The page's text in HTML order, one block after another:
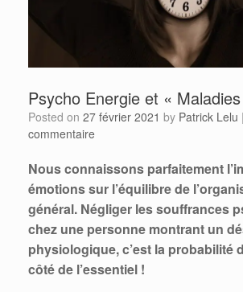
Psycho Energie et «
Posted on 27 février 2021 by Patrick Lelu |
commentaire
Nous connaissons parfaitement
émotions sur l’équilibre de
général. Négliger les souffrances
chez une personne montrant un
physiologique, c’est la probabilité
côté de l’essentiel !